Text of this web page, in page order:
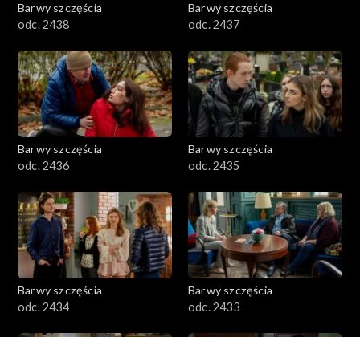
Barwy szczęścia
odc. 2438
Barwy szczęścia
odc. 2437
Barwy szczęścia
odc. 2436
Barwy szczęścia
odc. 2435
Barwy szczęścia
odc. 2434
Barwy szczęścia
odc. 2433